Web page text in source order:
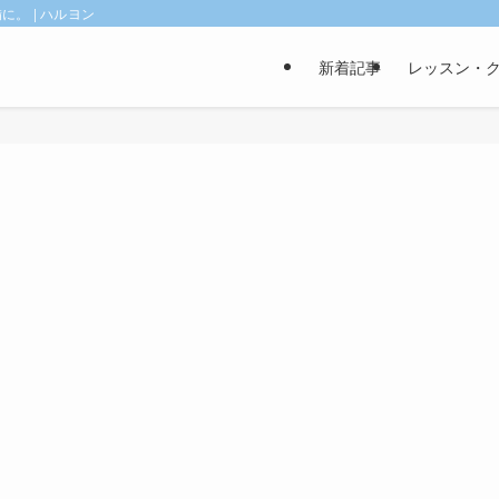
。 | ハルヨン
新着記事 レッスン・